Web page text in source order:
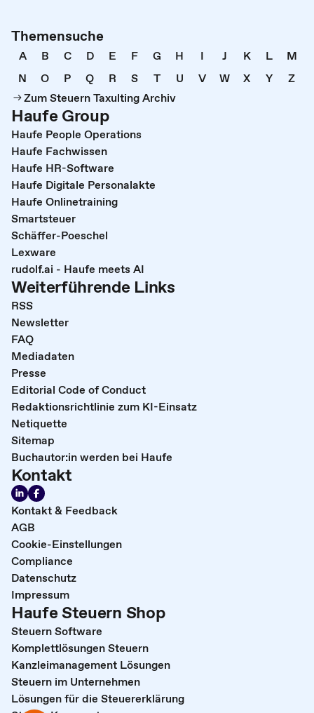
Themensuche
A B C D E F G H I J K L
M
N
O P Q R S T U V W X Y
Z
Zum Steuern Taxulting Archiv
Haufe Group
Haufe People Operations
Haufe Fachwissen
Haufe HR-Software
Haufe Digitale Personalakte
Haufe Onlinetraining
Smartsteuer
Schäffer-Poeschel
Lexware
rudolf.ai - Haufe meets AI
Weiterführende Links
RSS
Newsletter
FAQ
Mediadaten
Presse
Editorial Code of Conduct
Redaktionsrichtlinie zum KI-Einsatz
Netiquette
Sitemap
Buchautor:in werden bei Haufe
Kontakt
Kontakt & Feedback
AGB
Cookie-Einstellungen
Compliance
Datenschutz
Impressum
Haufe Steuern Shop
Steuern Software
Komplettlösungen Steuern
Kanzleimanagement Lösungen
Steuern im Unternehmen
Lösungen für die Steuererklärung